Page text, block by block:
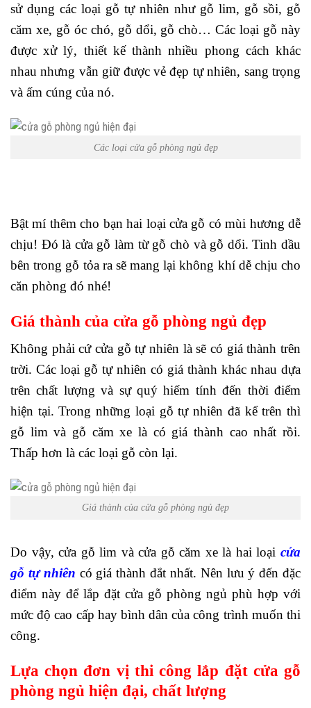
sử dụng các loại gỗ tự nhiên như gỗ lim, gỗ sồi, gỗ
căm xe, gỗ óc chó, gỗ dổi, gỗ chò… Các loại gỗ này
được xử lý, thiết kế thành nhiều phong cách khác
nhau nhưng vẫn giữ được vẻ đẹp tự nhiên, sang trọng
và ấm cúng của nó.
Các loại cửa gỗ phòng ngủ đẹp
Bật mí thêm cho bạn hai loại cửa gỗ có mùi hương dễ
chịu! Đó là cửa gỗ làm từ gỗ chò và gỗ dổi. Tinh dầu
bên trong gỗ tỏa ra sẽ mang lại không khí dễ chịu cho
căn phòng đó nhé!
Giá thành của cửa gỗ phòng ngủ đẹp
Không phải cứ cửa gỗ tự nhiên là sẽ có giá thành trên
trời. Các loại gỗ tự nhiên có giá thành khác nhau dựa
trên chất lượng và sự quý hiếm tính đến thời điểm
hiện tại. Trong những loại gỗ tự nhiên đã kể trên thì
gỗ lim và gỗ căm xe là có giá thành cao nhất rồi.
Thấp hơn là các loại gỗ còn lại.
Giá thành của cửa gỗ phòng ngủ đẹp
Do vậy, cửa gỗ lim và cửa gỗ căm xe là hai loại cửa
gỗ tự nhiên có giá thành đắt nhất. Nên lưu ý đến đặc
điểm này để lắp đặt cửa gỗ phòng ngủ phù hợp với
mức độ cao cấp hay bình dân của công trình muốn thi
công.
Lựa chọn đơn vị thi công lắp đặt cửa gỗ
phòng ngủ hiện đại, chất lượng